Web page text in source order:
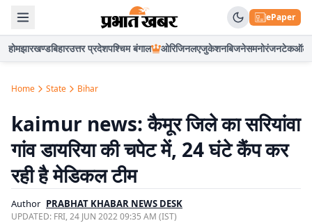
ePaper
होमझारखण्डबिहारउत्तर प्रदेशपश्चिम बंगाल ओरिजिनलएजुकेशनबिजनेसमनोरंजनटेकऑटो
Home State Bihar
kaimur news: कैमूर जिले का सरियांवा
गांव डायरिया की चपेट में, 24 घंटे कैंप कर
रही है मेडिकल टीम
Author PRABHAT KHABAR NEWS DESK
UPDATED: FRI, 24 JUN 2022 09:35 AM (IST)